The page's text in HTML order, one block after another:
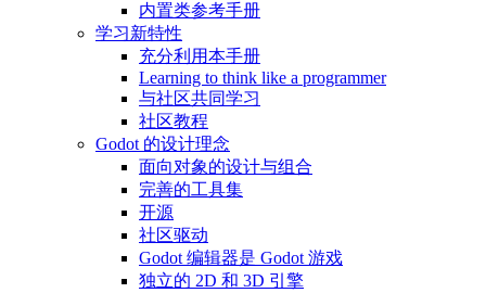
内置类参考手册
学习新特性
充分利用本手册
Learning to think like a programmer
与社区共同学习
社区教程
Godot 的设计理念
面向对象的设计与组合
完善的工具集
开源
社区驱动
Godot 编辑器是 Godot 游戏
独立的 2D 和 3D 引擎